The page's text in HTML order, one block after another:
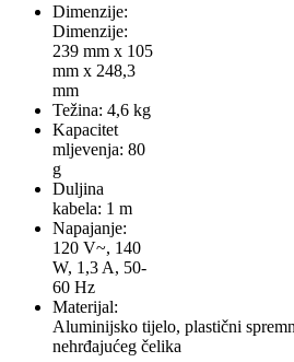
Dimenzije:
Dimenzije:
239 mm x 105
mm x 248,3
mm
Težina: 4,6 kg
Kapacitet
mljevenja: 80
g
Duljina
kabela: 1 m
Napajanje:
120 V~, 140
W, 1,3 A, 50-
60 Hz
Materijal:
Aluminijsko tijelo, plastični
nehrđajućeg čelika